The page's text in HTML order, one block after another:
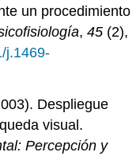
un procedimiento
,45 (2),
j.1469-
Despliegue
visual.
Percepción y